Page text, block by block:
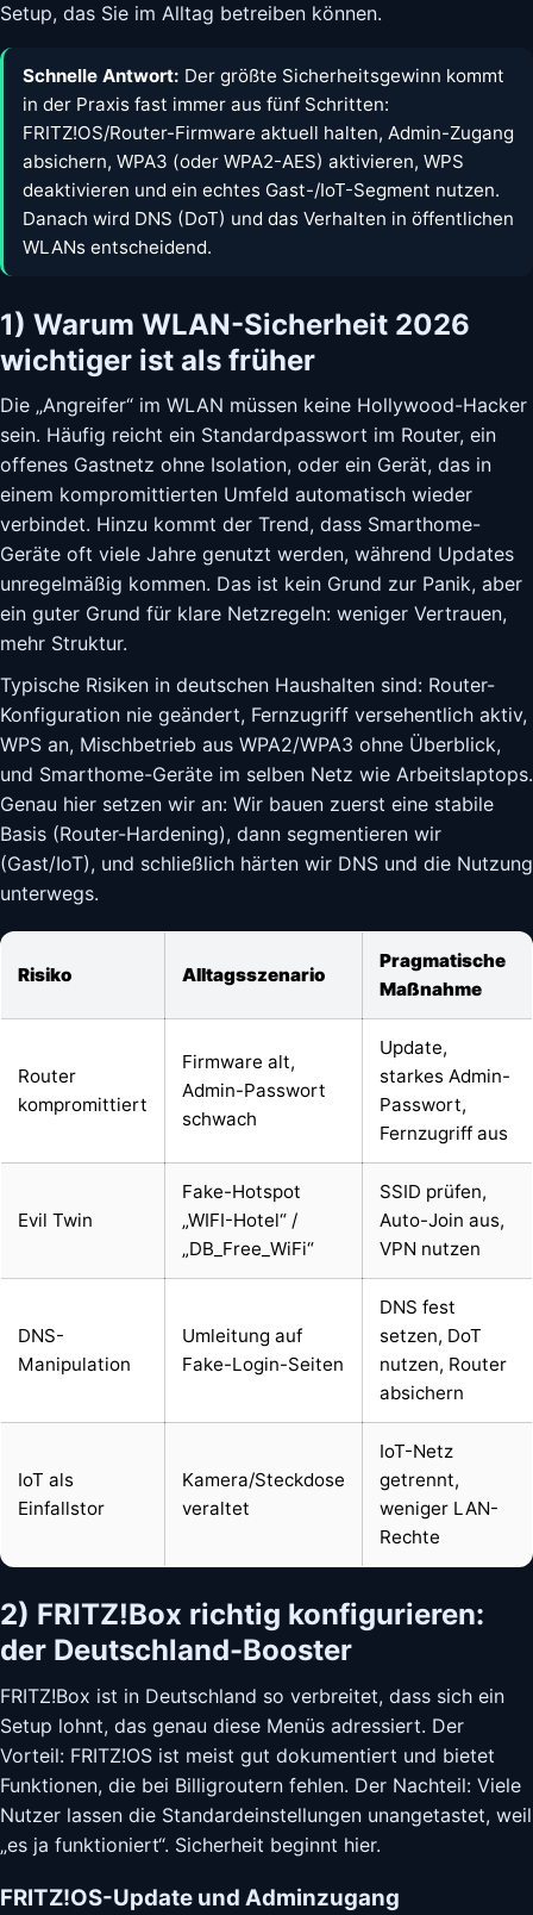
Setup, das Sie im Alltag betreiben können.
Schnelle Antwort: Der größte Sicherheitsgewinn kommt
in der Praxis fast immer aus fünf Schritten:
FRITZ!OS/Router-Firmware aktuell halten, Admin-Zugang
absichern, WPA3 (oder WPA2-AES) aktivieren, WPS
deaktivieren und ein echtes Gast-/IoT-Segment nutzen.
Danach wird DNS (DoT) und das Verhalten in öffentlichen
WLANs entscheidend.
1) Warum WLAN-Sicherheit 2026
wichtiger ist als früher
Die „Angreifer“ im WLAN müssen keine Hollywood-Hacker
sein. Häufig reicht ein Standardpasswort im Router, ein
offenes Gastnetz ohne Isolation, oder ein Gerät, das in
einem kompromittierten Umfeld automatisch wieder
verbindet. Hinzu kommt der Trend, dass Smarthome-
Geräte oft viele Jahre genutzt werden, während Updates
unregelmäßig kommen. Das ist kein Grund zur Panik, aber
ein guter Grund für klare Netzregeln: weniger Vertrauen,
mehr Struktur.
Typische Risiken in deutschen Haushalten sind: Router-
Konfiguration nie geändert, Fernzugriff versehentlich aktiv,
WPS an, Mischbetrieb aus WPA2/WPA3 ohne Überblick,
und Smarthome-Geräte im selben Netz wie Arbeitslaptops.
Genau hier setzen wir an: Wir bauen zuerst eine stabile
Basis (Router-Hardening), dann segmentieren wir
(Gast/IoT), und schließlich härten wir DNS und die Nutzung
unterwegs.
Risiko Alltagsszenario
Pragmatische
Maßnahme
Router
kompromittiert
Firmware alt,
Admin-Passwort
schwach
Update,
starkes Admin-
Passwort,
Fernzugriff aus
Evil Twin
Fake-Hotspot
„WIFI-Hotel“ /
„DB_Free_WiFi“
SSID prüfen,
Auto-Join aus,
VPN nutzen
DNS-
Manipulation
Umleitung auf
Fake-Login-Seiten
DNS fest
setzen, DoT
nutzen, Router
absichern
IoT als
Einfallstor
Kamera/Steckdose
veraltet
IoT-Netz
getrennt,
weniger LAN-
Rechte
2) FRITZ!Box richtig konfigurieren:
der Deutschland-Booster
FRITZ!Box ist in Deutschland so verbreitet, dass sich ein
Setup lohnt, das genau diese Menüs adressiert. Der
Vorteil: FRITZ!OS ist meist gut dokumentiert und bietet
Funktionen, die bei Billigroutern fehlen. Der Nachteil: Viele
Nutzer lassen die Standardeinstellungen unangetastet, weil
„es ja funktioniert“. Sicherheit beginnt hier.
FRITZ!OS-Update und Adminzugang